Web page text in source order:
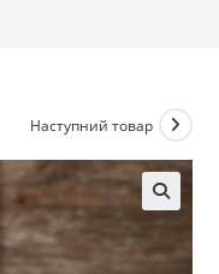
Наступний товар